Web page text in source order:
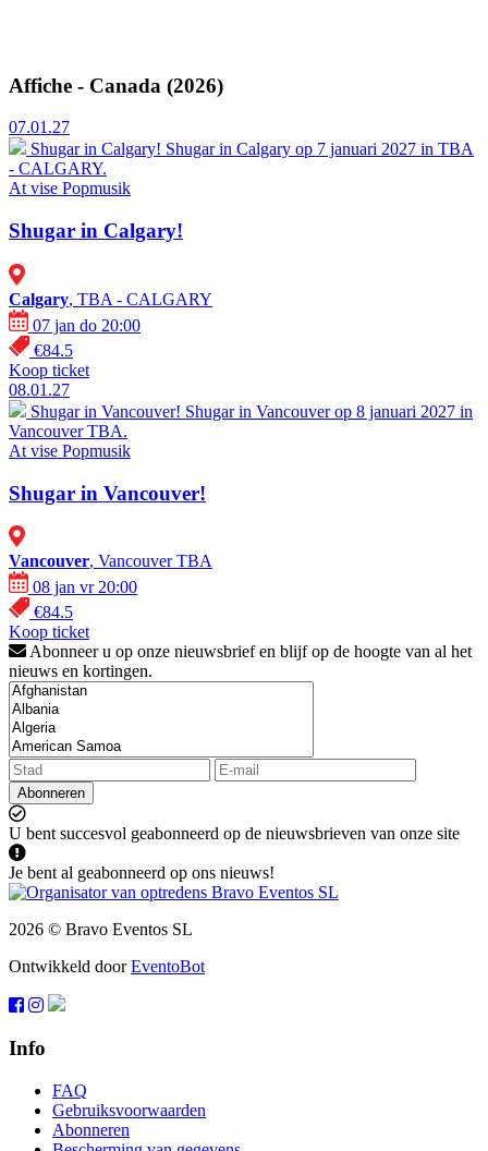
Affiche - Canada (2026)
07.01.27
Shugar in Calgary! Shugar in Calgary op 7 januari 2027 in TBA
- CALGARY.
At vise Popmusik
Shugar in Calgary!
Calgary, TBA - CALGARY
07 jan do 20:00
€84.5
Koop ticket
08.01.27
Shugar in Vancouver! Shugar in Vancouver op 8 januari 2027 in
Vancouver TBA.
At vise Popmusik
Shugar in Vancouver!
Vancouver, Vancouver TBA
08 jan vr 20:00
€84.5
Koop ticket
Abonneer u op onze nieuwsbrief en blijf op de hoogte van al het
nieuws en kortingen.
Abonneren
U bent succesvol geabonneerd op de nieuwsbrieven van onze site
Je bent al geabonneerd op ons nieuws!
2026 © Bravo Eventos SL
Ontwikkeld doorEventoBot
Info
FAQ
Gebruiksvoorwaarden
Abonneren